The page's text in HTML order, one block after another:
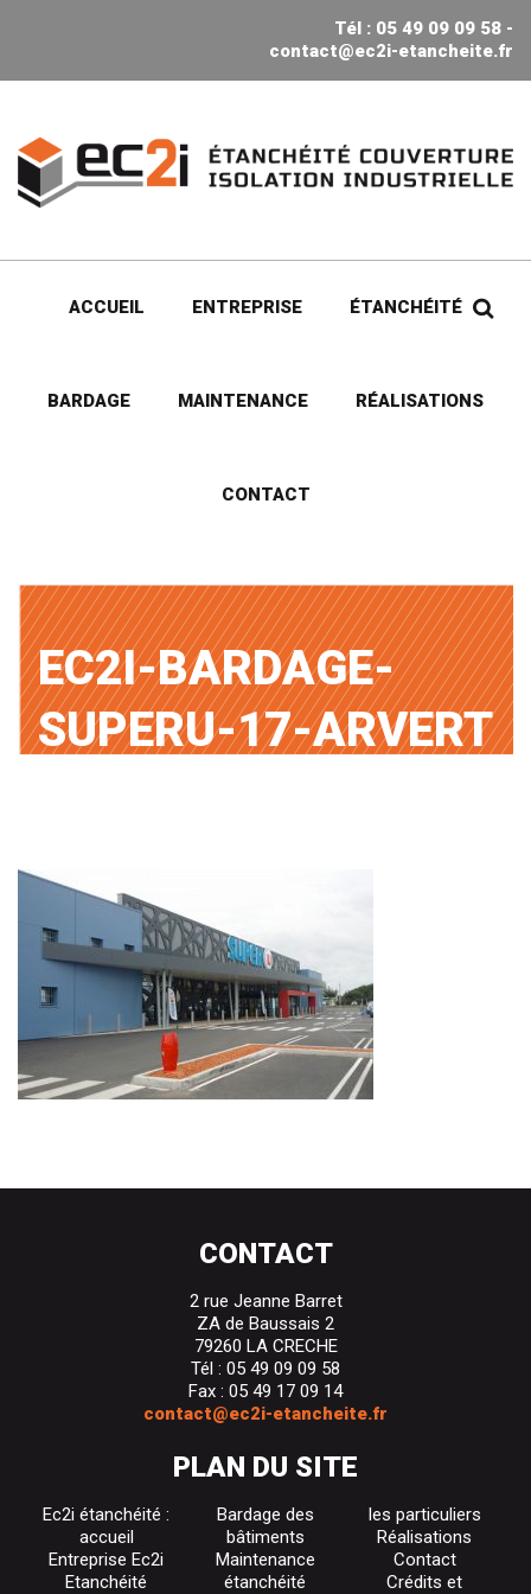
Tél : 05 49 09 09 58 -
contact@ec2i-etancheite.fr
ACCUEIL ENTREPRISE ÉTANCHÉITÉ
BARDAGE MAINTENANCE RÉALISATIONS
CONTACT
EC2I-BARDAGE-
SUPERU-17-ARVERT
CONTACT
2 rue Jeanne Barret
ZA de Baussais 2
79260 LA CRECHE
Tél : 05 49 09 09 58
Fax : 05 49 17 09 14
contact@ec2i-etancheite.fr
PLAN DU SITE
Ec2i étanchéité :
accueil
Entreprise Ec2i
Etanchéité
Bardage des
bâtiments
Maintenance
étanchéité
les particuliers
Réalisations
Contact
Crédits et